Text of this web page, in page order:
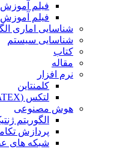
فیلم
فیلم
شناسایی اماری
شناسایی سیستم
کتاب
مقاله
نرم افزار
کلمنتاین
لتکس (LATEX)
هوش مصنوعی
الگوریتم
پردازش
شبکه های